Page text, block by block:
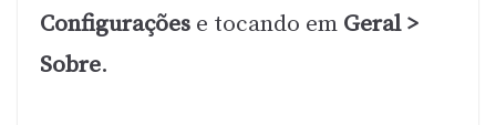
Configurações e tocando em Geral >
Sobre.